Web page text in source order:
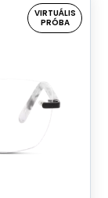
VIRTUÁLIS
PRÓBA